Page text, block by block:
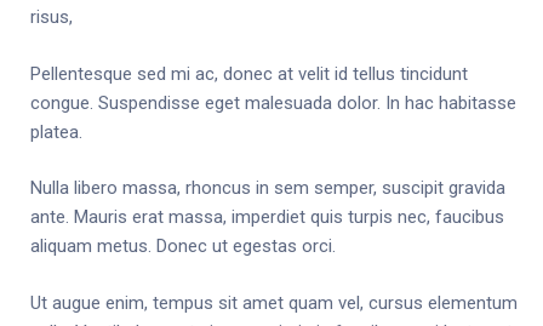
risus,
Pellentesque sed mi ac, donec at velit id tellus tincidunt
congue. Suspendisse eget malesuada dolor. In hac habitasse
platea.
Nulla libero massa, rhoncus in sem semper, suscipit gravida
ante. Mauris erat massa, imperdiet quis turpis nec, faucibus
aliquam metus. Donec ut egestas orci.
Ut augue enim, tempus sit amet quam vel, cursus elementum